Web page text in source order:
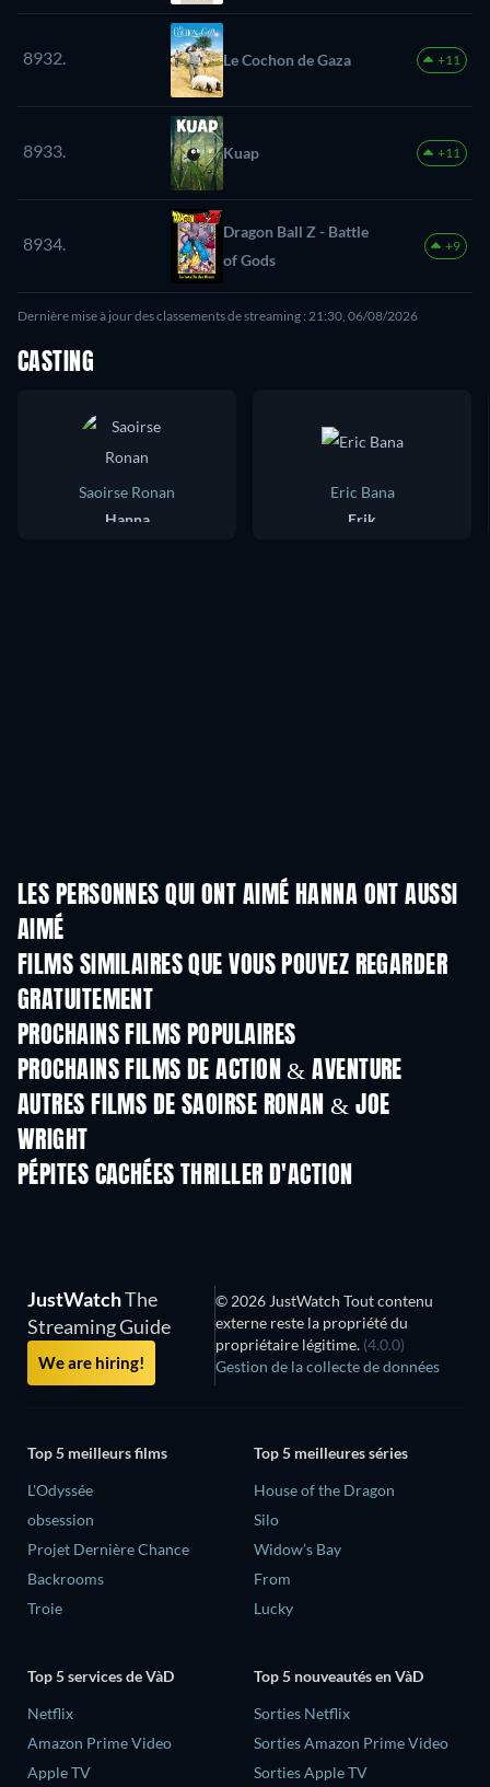
8932. Le Cochon de Gaza +11
8933. Kuap +11
8934.
Dragon Ball Z - Battle
of Gods
+9
Dernière mise à jour des classements de streaming : 21:30, 06/08/2026
CASTING
Saoirse Ronan
Hanna
Eric Bana
Erik
LES PERSONNES QUI ONT AIMÉ HANNA ONT AUSSI
AIMÉ
FILMS SIMILAIRES QUE VOUS POUVEZ REGARDER
GRATUITEMENT
PROCHAINS FILMS POPULAIRES
PROCHAINS FILMS DE ACTION & AVENTURE
AUTRES FILMS DE SAOIRSE RONAN & JOE
WRIGHT
PÉPITES CACHÉES THRILLER D'ACTION
JustWatchThe
Streaming Guide
We are hiring!
© 2026 JustWatch Tout contenu
externe reste la propriété du
propriétaire légitime. (4.0.0)
Gestion de la collecte de données
Top 5 meilleurs films
L'Odyssée
obsession
Projet Dernière Chance
Backrooms
Troie
Top 5 meilleures séries
House of the Dragon
Silo
Widow’s Bay
From
Lucky
Top 5 services de VàD
Netflix
Amazon Prime Video
Apple TV
Top 5 nouveautés en VàD
Sorties Netflix
Sorties Amazon Prime Video
Sorties Apple TV